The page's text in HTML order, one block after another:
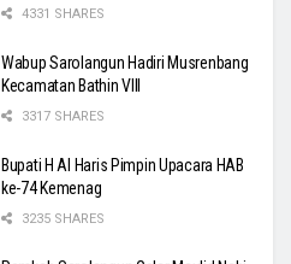
4331 SHARES
Wabup Sarolangun Hadiri Musrenbang
Kecamatan Bathin VIII
3317 SHARES
Bupati H Al Haris Pimpin Upacara HAB
ke-74 Kemenag
3235 SHARES